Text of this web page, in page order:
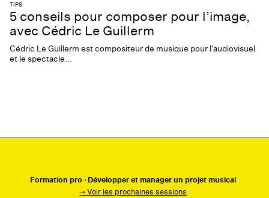
TIPS
5 conseils pour composer pour l’image,
avec Cédric Le Guillerm
Cédric Le Guillerm est compositeur de musique pour l'audiovisuel
et le spectacle...
Formation pro · Développer et manager un projet musical
➝ Voir les prochaines sessions